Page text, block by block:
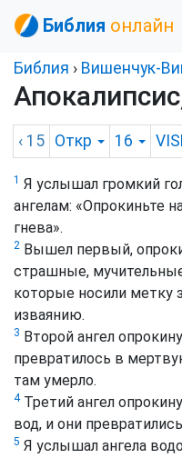
Библия онлайн
Библия › Вишенчук-
‹ 15 Откр 16
1 Я услышал громкий
ангелам: «Опрокиньте
гнева».
2 Вышел первый,
страшные,
которые носили метку
изваянию.
3 Второй ангел
превратилось в
там умерло.
4Третий ангел
вод, и они
5 Я услышал ангела